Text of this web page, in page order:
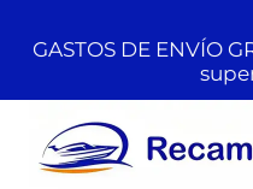
GASTOS DE ENVÍO